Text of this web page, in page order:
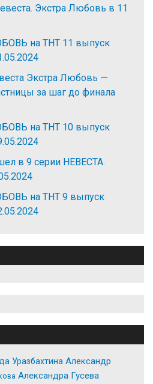
Экстра Любовь в 11
на ТНТ 11 выпуск
Экстра Любовь —
за шаг до финала
на ТНТ 10 выпуск
в 9 серии НЕВЕСТА.
на ТНТ 9 выпуск
Уразбахтина Александр
Александра Гусева